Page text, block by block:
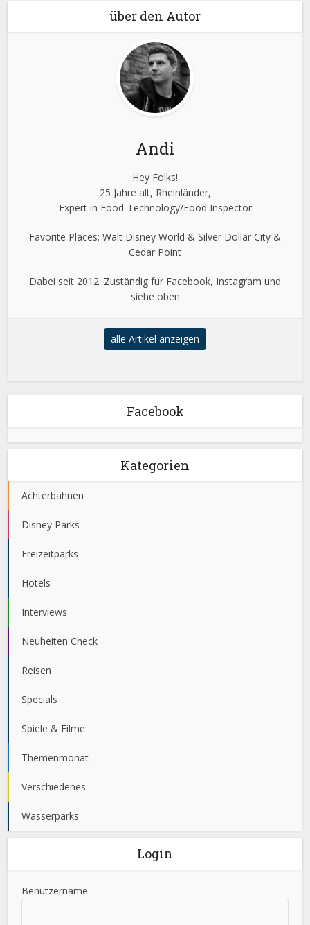
über den Autor
Andi
Hey Folks!
25 Jahre alt, Rheinländer,
Expert in Food-Technology/Food Inspector
Favorite Places: Walt Disney World & Silver Dollar City &
Cedar Point
Dabei seit 2012. Zuständig für Facebook, Instagram und
siehe oben
alle Artikel anzeigen
Facebook
Kategorien
Achterbahnen
Disney Parks
Freizeitparks
Hotels
Interviews
Neuheiten Check
Reisen
Specials
Spiele & Filme
Themenmonat
Verschiedenes
Wasserparks
Login
Benutzername